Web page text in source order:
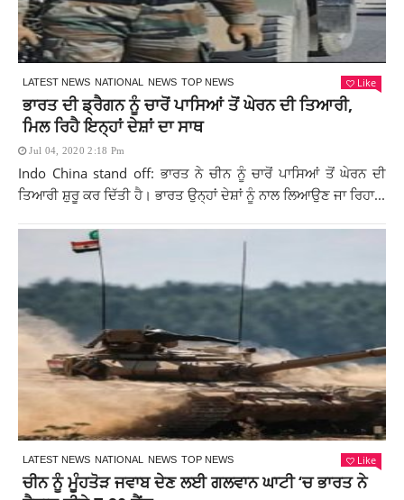
LATEST NEWS NATIONAL NEWS TOP NEWS Like
ਭਾਰਤ ਦੀ ਡ੍ਰੈਗਨ ਨੂੰ ਚਾਰੋਂ ਪਾਸਿਆਂ ਤੋਂ ਘੇਰਨ ਦੀ ਤਿਆਰੀ,
ਮਿਲ ਰਿਹੈ ਇਨ੍ਹਾਂ ਦੇਸ਼ਾਂ ਦਾ ਸਾਥ
Jul 04, 2020 2:18 Pm
Indo China stand off: ਭਾਰਤ ਨੇ ਚੀਨ ਨੂੰ ਚਾਰੋਂ ਪਾਸਿਆਂ ਤੋਂ ਘੇਰਨ ਦੀ
ਤਿਆਰੀ ਸ਼ੁਰੂ ਕਰ ਦਿੱਤੀ ਹੈ। ਭਾਰਤ ਉਨ੍ਹਾਂ ਦੇਸ਼ਾਂ ਨੂੰ ਨਾਲ ਲਿਆਉਣ ਜਾ ਰਿਹਾ...
LATEST NEWS NATIONAL NEWS TOP NEWS Like
ਚੀਨ ਨੂੰ ਮੂੰਹਤੋੜ ਜਵਾਬ ਦੇਣ ਲਈ ਗਲਵਾਨ ਘਾਟੀ ‘ਚ ਭਾਰਤ ਨੇ